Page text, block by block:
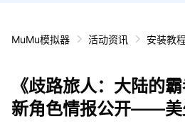
MuMu模拟器 活动资讯 安装教
《歧路旅人：大陆的
新角色情报公开——美